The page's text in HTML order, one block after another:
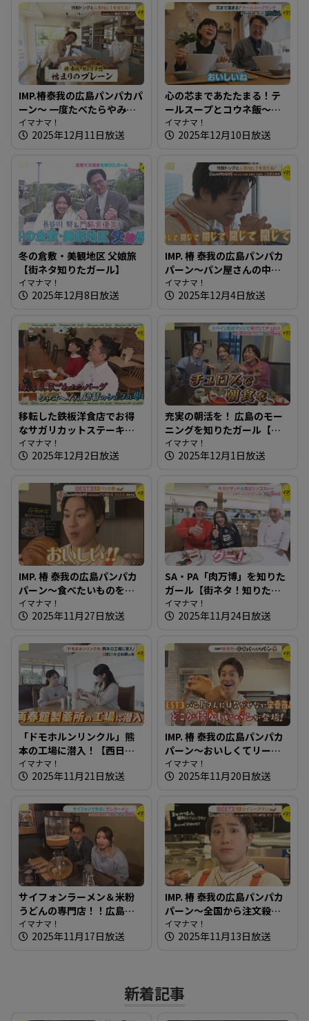
IMP.椿泰我の広島パンパカパ
ーン～ 一度たべたらやみつ
きになる！子どもも大好き
な食パン
イマナマ！
2025年12月11日放送
心の芯まであたたまる！テ
ールスープとコウネ飯～き
っぽ【たまにはそとラン
チ】
イマナマ！
2025年12月10日放送
冬の倉敷・美観地区 父娘旅
【街ネタ知りたガール】
イマナマ！
2025年12月8日放送
IMP. 椿 泰我の広島パンパカ
パーン～パン屋さんの中に
鉄板！？鉄板で作るカフェ
メニューも豊富な人気店
イマナマ！
2025年12月4日放送
移転した鉄板洋食店でお得
なサガリカットステーキ～
洋風鉄板ダイニング 日向
【たまにはそとランチ】
イマナマ！
2025年12月2日放送
充実の朝活を！ 広島のモー
ニングを知りたガール【街
ネタ！知りたガール】
イマナマ！
2025年12月1日放送
IMP. 椿 泰我の広島パンパカ
パーン～食べたいものを追
求！約70種のパンが並ぶ店
イマナマ！
2025年11月27日放送
SA・PA「肉万博」を知りた
ガール【街ネタ！知りたガ
ール】
イマナマ！
2025年11月24日放送
「ドモホルンリンクル」熊
本の工場に潜入！【西日本
完全制覇の旅】
イマナマ！
2025年11月21日放送
IMP. 椿 泰我の広島パンパカ
パーン～おいしくてリーズ
ナブル！イートインもでき
る種類豊富なお店
イマナマ！
2025年11月20日放送
サイフォンラーメン＆米粉
うどんの専門店！！広島の
新しい麺を知りたガール
【街ネタ！知りたガール】
イマナマ！
2025年11月17日放送
IMP. 椿 泰我の広島パンパカ
パーン～全国から注文殺
到！クイニーアマン専門店
イマナマ！
2025年11月13日放送
新着記事